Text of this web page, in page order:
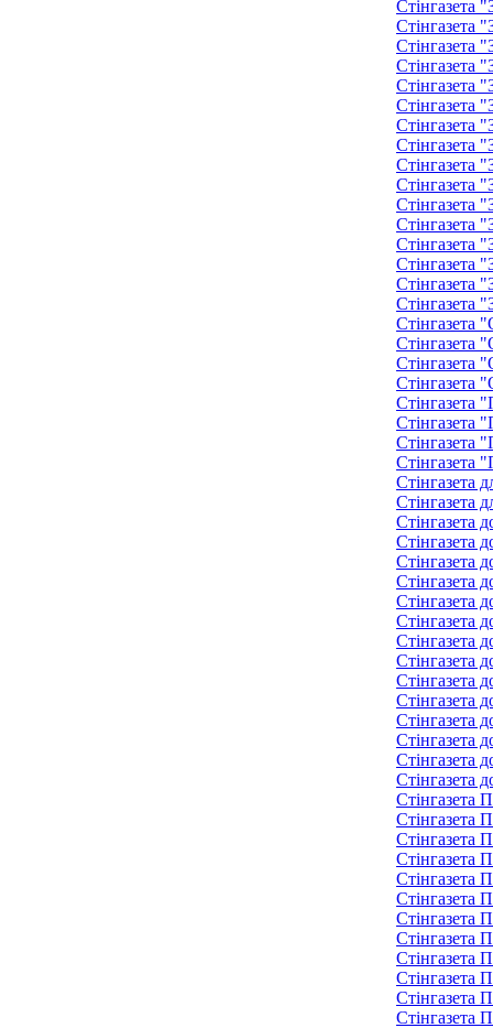
Стінгазета
Стінгазета
Стінгазета
Стінгазета
Стінгазета
Стінгазета
Стінгазета
Стінгазета
Стінгазета
Стінгазета
Стінгазета
Стінгазета
Стінгазета
Стінгазета
Стінгазета
Стінгазета
Стінгазета
Стінгазета
Стінгазета
Стінгазета
Стінгазета
Стінгазета
Стінгазета
Стінгазета
Стінгазета
Стінгазета
Стінгазета
Стінгазета
Стінгазета
Стінгазета
Стінгазета
Стінгазета
Стінгазета
Стінгазета
Стінгазета
Стінгазета
Стінгазета
Стінгазета
Стінгазета
Стінгазета
Стінгазета
Стінгазета
Стінгазета
Стінгазета
Стінгазета
Стінгазета
Стінгазета
Стінгазета
Стінгазета
Стінгазета
Стінгазета
Стінгазета